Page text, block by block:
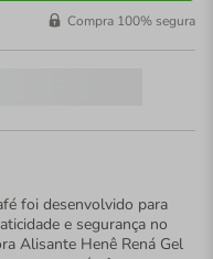
Compra 100% segura
foi desenvolvido para
e segurança no
Alisante Henê Rená Gel